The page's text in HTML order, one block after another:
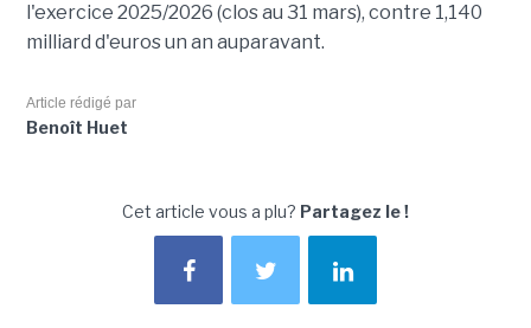
l'exercice 2025/2026 (clos au 31 mars), contre 1,140
milliard d'euros un an auparavant.
Article rédigé par
Benoît Huet
Cet article vous a plu? Partagez le !